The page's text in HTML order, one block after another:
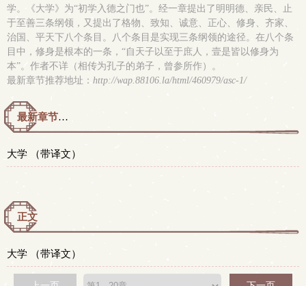
学。《大学》为“初学入德之门也”。经一章提出了明明德、亲民、止
于至善三条纲领，又提出了格物、致知、诚意、正心、修身、齐家、
治国、平天下八个条目。八个条目是实现三条纲领的途径。在八个条
目中，修身是根本的一条，“自天子以至于庶人，壹是皆以修身为
本”。作者不详（相传为孔子的弟子，曾参所作）。
最新章节推荐地址： http://wap.88106.la/html/460979/asc-1/
最新章节预览 更新时间：2015-05-03T00:56:57
大学 （带译文）
正文
大学 （带译文）